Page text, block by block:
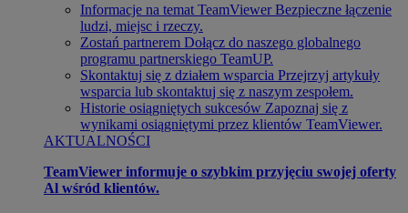
Informacje na temat TeamViewer Bezpieczne łączenie
ludzi, miejsc i rzeczy.
Zostań partnerem Dołącz do naszego globalnego
programu partnerskiego TeamUP.
Skontaktuj się z działem wsparcia Przejrzyj artykuły
wsparcia lub skontaktuj się z naszym zespołem.
Historie osiągniętych sukcesów Zapoznaj się z
wynikami osiągniętymi przez klientów TeamViewer.
AKTUALNOŚCI
TeamViewer informuje o szybkim przyjęciu swojej oferty
Al wśród klientów.